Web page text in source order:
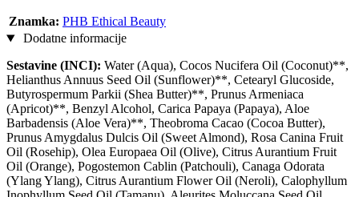
Znamka: PHB Ethical Beauty
Dodatne informacije
Sestavine (INCI): Water (Aqua), Cocos Nucifera Oil (Coconut)**,
Helianthus Annuus Seed Oil (Sunflower)**, Cetearyl Glucoside,
Butyrospermum Parkii (Shea Butter)**, Prunus Armeniaca
(Apricot)**, Benzyl Alcohol, Carica Papaya (Papaya), Aloe
Barbadensis (Aloe Vera)**, Theobroma Cacao (Cocoa Butter),
Prunus Amygdalus Dulcis Oil (Sweet Almond), Rosa Canina Fruit
Oil (Rosehip), Olea Europaea Oil (Olive), Citrus Aurantium Fruit
Oil (Orange), Pogostemon Cablin (Patchouli), Canaga Odorata
(Ylang Ylang), Citrus Aurantium Flower Oil (Neroli), Calophyllum